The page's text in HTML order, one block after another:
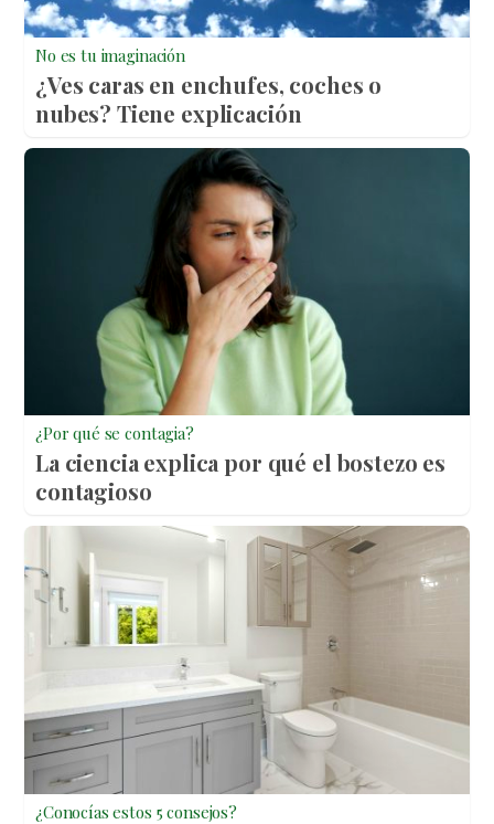
No es tu imaginación
¿Ves caras en enchufes, coches o
nubes? Tiene explicación
¿Por qué se contagia?
La ciencia explica por qué el bostezo es
contagioso
¿Conocías estos 5 consejos?